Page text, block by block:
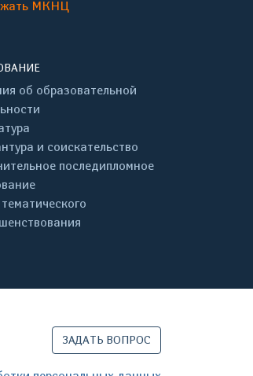
МКНЦ
об образовательной
и соискательство
последипломное
ЗАДАТЬ ВОПРОС